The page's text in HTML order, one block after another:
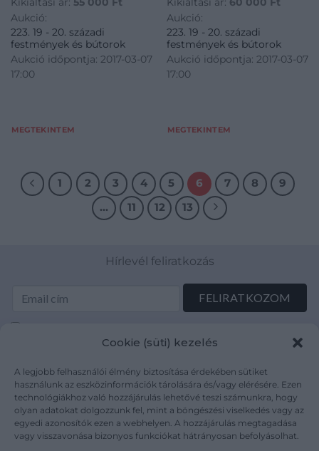
Cookie (süti) kezelés
A legjobb felhasználói élmény biztosítása érdekében sütiket
használunk az eszközinformációk tárolására és/vagy elérésére. Ezen
technológiákhoz való hozzájárulás lehetővé teszi számunkra, hogy
olyan adatokat dolgozzunk fel, mint a böngészési viselkedés vagy az
egyedi azonosítók ezen a webhelyen. A hozzájárulás megtagadása
vagy visszavonása bizonyos funkciókat hátrányosan befolyásolhat.
Aukció:
223. 19 - 20. századi
festmények és bútorok
Aukció időpontja: 2017-03-07
17:00
MEGTEKINTEM
Aukció:
223. 19 - 20. századi
festmények és bútorok
Aukció időpontja: 2017-03-07
17:00
MEGTEKINTEM
1 2 3 4 5 6 7 8
9
…
11 12 13
Hírlevél feliratkozás
mutargy.com/adatkezelesi-tajekoztato/
Rólunk
Médiaajánlat
Karrier
Kapcsolat
Áraink
ÁSZF
Adatvédelem
Impresszum